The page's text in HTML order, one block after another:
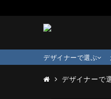
デザイナーで選ぶ
デザイナーで